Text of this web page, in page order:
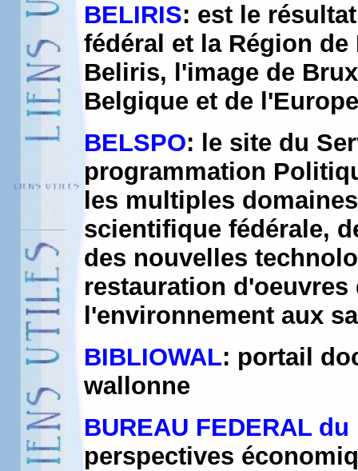
BELIRIS: est le
fédéral et la Région
Beliris, l'image de
Belgique et de l'Europe
BELSPO: le site du
programmation
les multiples
scientifique fédérale,
des nouvelles
restauration
l'environnement aux
BIBLIOWAL: portail
wallonne
BUREAU FEDERAL du
perspectives